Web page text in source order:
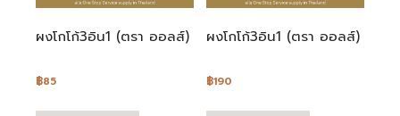
ผงโกโก้3อิน1 (ตรา ออลส์)
฿85
ผงโกโก้3อิน1 (ตรา ออลส์)
฿190